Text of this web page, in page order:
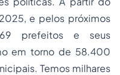
e pelos próximos
prefeitos e seus
em torno de 58.400
Temos milhares